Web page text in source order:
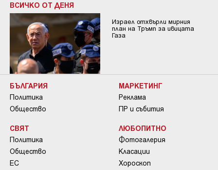
ВСИЧКО ОТ ДЕНЯ
Израел отхвърли мирния
план на Тръмп за ивицата
Газа
БЪЛГАРИЯ
Политика
Общество
СВЯТ
Политика
Общество
ЕС
МАРКЕТИНГ
Реклама
ПР и събития
ЛЮБОПИТНО
Фотогалерия
Класации
Хороскоп